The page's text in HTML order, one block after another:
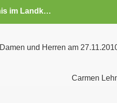
Tischtennis im Landkreis Oder-Spree (Nord)
Damen und Herren am
Carmen